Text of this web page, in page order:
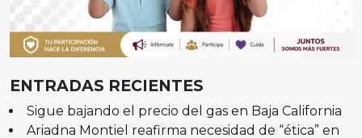
ENTRADAS RECIENTES
Sigue bajando el precio del gas en Baja California
Ariadna Montiel reafirma necesidad de “ética” en